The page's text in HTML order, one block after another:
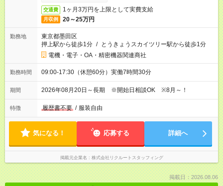
交通費 1ヶ月3万円を上限として実費支給
月収例 20～25万円
勤務地
東京都墨田区
押上駅から徒歩1分 / とうきょうスカイツリー駅から徒歩1分
電機・電子・OA・精密機器関連商社
勤務時間 09:00-17:30（休憩60分）実働7時間30分
期間 2026年08月20日～長期 ※開始日相談OK ※8月～！
特徴 履歴書不要 / 服装自由
気になる！ 応募する 詳細へ
掲載元企業名 株式会社リクルートスタッフィング
掲載日：2026.08.06